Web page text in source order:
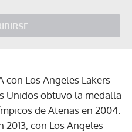
Los Angeles Lakers
Unidos obtuvo la medalla
de Atenas en 2004.
con Los Angeles